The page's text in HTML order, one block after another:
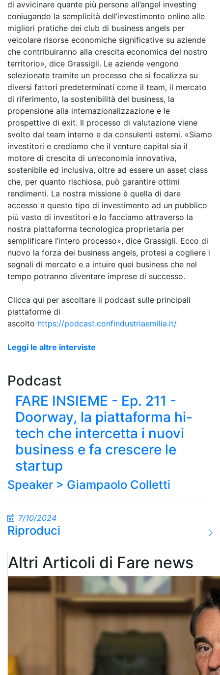
di avvicinare quante più persone all’angel investing
coniugando la semplicità dell’investimento online alle
migliori pratiche dei club di business angels per
veicolare risorse economiche significative su aziende
che contribuiranno alla crescita economica del nostro
territorio», dice Grassigli. Le aziende vengono
selezionate tramite un processo che si focalizza su
diversi fattori predeterminati come il team, il mercato
di riferimento, la sostenibilità del business, la
propensione alla internazionalizzazione e le
prospettive di exit. Il processo di valutazione viene
svolto dal team interno e da consulenti esterni. «Siamo
investitori e crediamo che il venture capital sia il
motore di crescita di un’economia innovativa,
sostenibile ed inclusiva, oltre ad essere un asset class
che, per quanto rischiosa, può garantire ottimi
rendimenti. La nostra missione è quella di dare
accesso a questo tipo di investimento ad un pubblico
più vasto di investitori e lo facciamo attraverso la
nostra piattaforma tecnologica proprietaria per
semplificare l’intero processo», dice Grassigli. Ecco di
nuovo la forza dei business angels, protesi a cogliere i
segnali di mercato e a intuire quei business che nel
tempo potranno diventare imprese di successo.
Clicca qui per ascoltare il podcast sulle principali
piattaforme di
ascolto https://podcast.confindustriaemilia.it/
Leggi le altre interviste
Podcast
FARE INSIEME - Ep. 211 -
Doorway, la piattaforma hi-
tech che intercetta i nuovi
business e fa crescere le
startup
Speaker > Giampaolo Colletti
7/10/2024
Riproduci
Altri Articoli di Fare news